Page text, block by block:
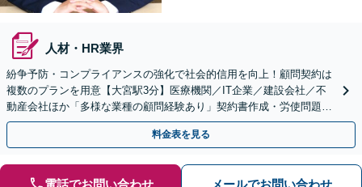
人材・HR業界
紛争予防・コンプライアンスの強化で社会的信用を向上！顧問契約は
複数のプランを用意【大宮駅3分】医療機関／IT企業／建設会社／不
動産会社ほか「多様な業種の顧問経験あり」契約書作成・労使問題・
クレーム対応など幅広く【休日・夜間面談可】
料金表を見る
電話でお問い合わせ メールでお問い合わせ